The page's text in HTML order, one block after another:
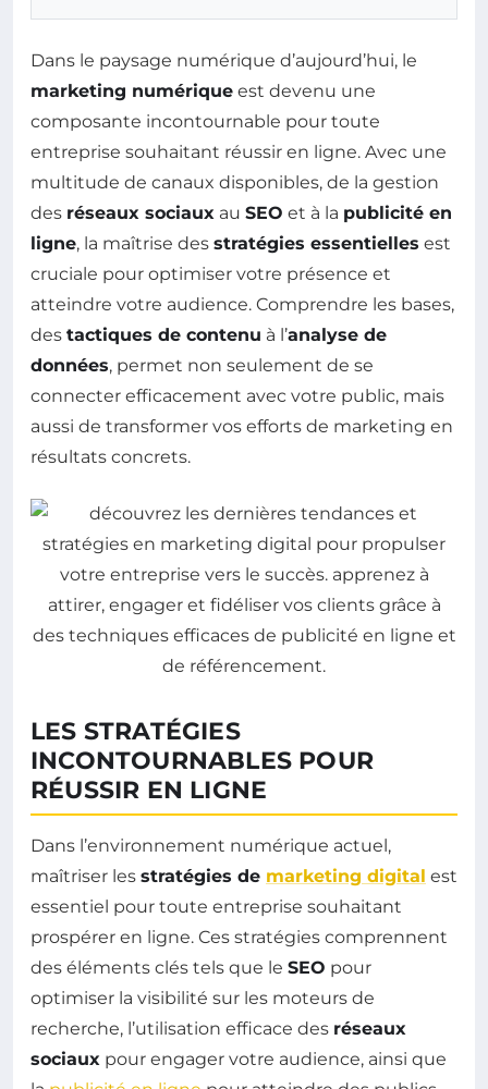
Dans le paysage numérique d’aujourd’hui, le
marketing numérique est devenu une
composante incontournable pour toute
entreprise souhaitant réussir en ligne. Avec une
multitude de canaux disponibles, de la gestion
des réseaux sociaux au SEO et à la publicité en
ligne, la maîtrise des stratégies essentielles est
cruciale pour optimiser votre présence et
atteindre votre audience. Comprendre les bases,
des tactiques de contenu à l’analyse de
données, permet non seulement de se
connecter efficacement avec votre public, mais
aussi de transformer vos efforts de marketing en
résultats concrets.
LES STRATÉGIES
INCONTOURNABLES POUR
RÉUSSIR EN LIGNE
Dans l’environnement numérique actuel,
maîtriser les stratégies de marketing digital est
essentiel pour toute entreprise souhaitant
prospérer en ligne. Ces stratégies comprennent
des éléments clés tels que le SEO pour
optimiser la visibilité sur les moteurs de
recherche, l’utilisation efficace des réseaux
sociaux pour engager votre audience, ainsi que